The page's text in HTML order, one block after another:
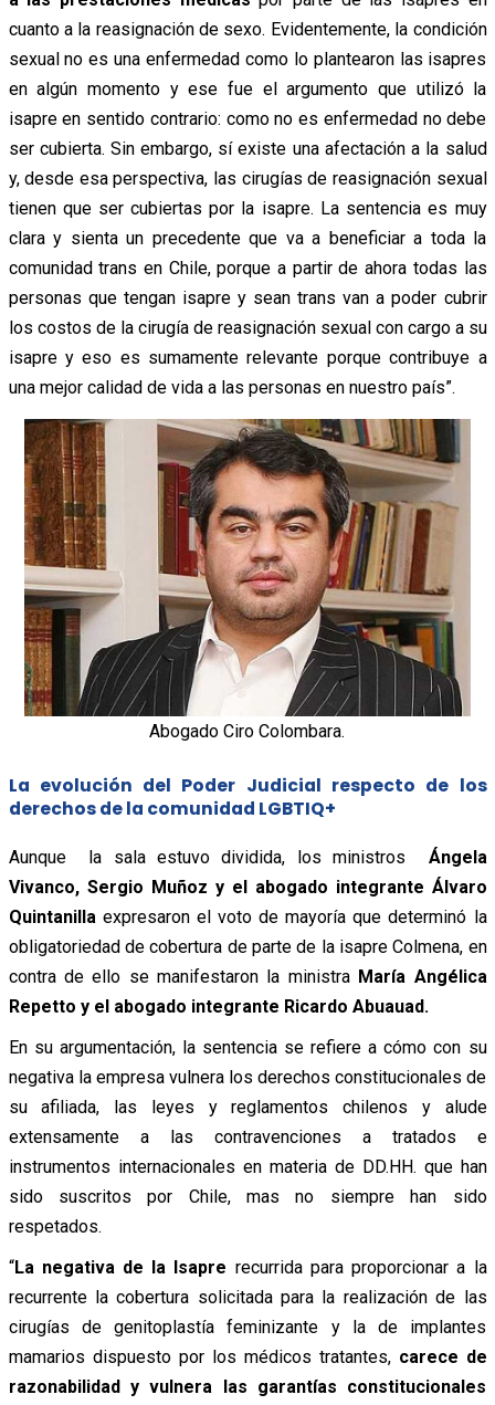
cuanto a la reasignación de sexo. Evidentemente, la condición
sexual no es una enfermedad como lo plantearon las isapres
en algún momento y ese fue el argumento que utilizó la
isapre en sentido contrario: como no es enfermedad no debe
ser cubierta. Sin embargo, sí existe una afectación a la salud
y, desde esa perspectiva, las cirugías de reasignación sexual
tienen que ser cubiertas por la isapre. La sentencia es muy
clara y sienta un precedente que va a beneficiar a toda la
comunidad trans en Chile, porque a partir de ahora todas las
personas que tengan isapre y sean trans van a poder cubrir
los costos de la cirugía de reasignación sexual con cargo a su
isapre y eso es sumamente relevante porque contribuye a
una mejor calidad de vida a las personas en nuestro país”.
Abogado Ciro Colombara.
La evolución del Poder Judicial respecto de los
derechos de la comunidad LGBTIQ+
Aunque la sala estuvo dividida, los ministros Ángela
Vivanco, Sergio Muñoz y el abogado integrante Álvaro
Quintanillaexpresaron el voto de mayoría que determinó la
obligatoriedad de cobertura de parte de la isapre Colmena, en
contra de ello se manifestaron la ministra María Angélica
Repetto y el abogado integrante Ricardo Abuauad.
En su argumentación, la sentencia se refiere a cómo con su
negativa la empresa vulnera los derechos constitucionales de
su afiliada, las leyes y reglamentos chilenos y alude
extensamente a las contravenciones a tratados e
instrumentos internacionales en materia de DD.HH. que han
sido suscritos por Chile, mas no siempre han sido
respetados.
“La negativa de la Isapre recurrida para proporcionar a la
recurrente la cobertura solicitada para la realización de las
cirugías de genitoplastía feminizante y la de implantes
mamarios dispuesto por los médicos tratantes, carece de
razonabilidad y vulnera las garantías constitucionales